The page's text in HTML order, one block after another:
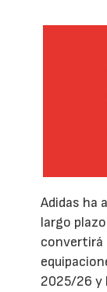
Adidas ha
largo
convertirá
2025/26 y